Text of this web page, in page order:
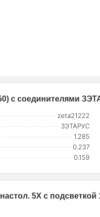
с соединителями
zeta21222
ЗЭТАРУС
1.285
0.237
0.159
5Х с подсветкой